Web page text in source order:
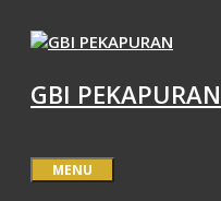
GBI PEKAPURAN
MENU